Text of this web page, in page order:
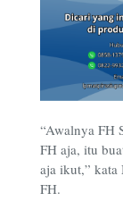
“Awalnya FH
FH aja, itu
aja ikut,” kata
FH.